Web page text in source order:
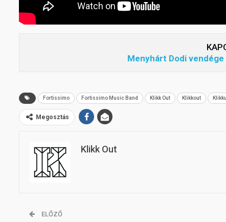
Menyhárt Dodi
Fortissimo Fortissimo Music Band Klikk Out Klikkout
Megosztás
Klikk Out
ELŐZŐ